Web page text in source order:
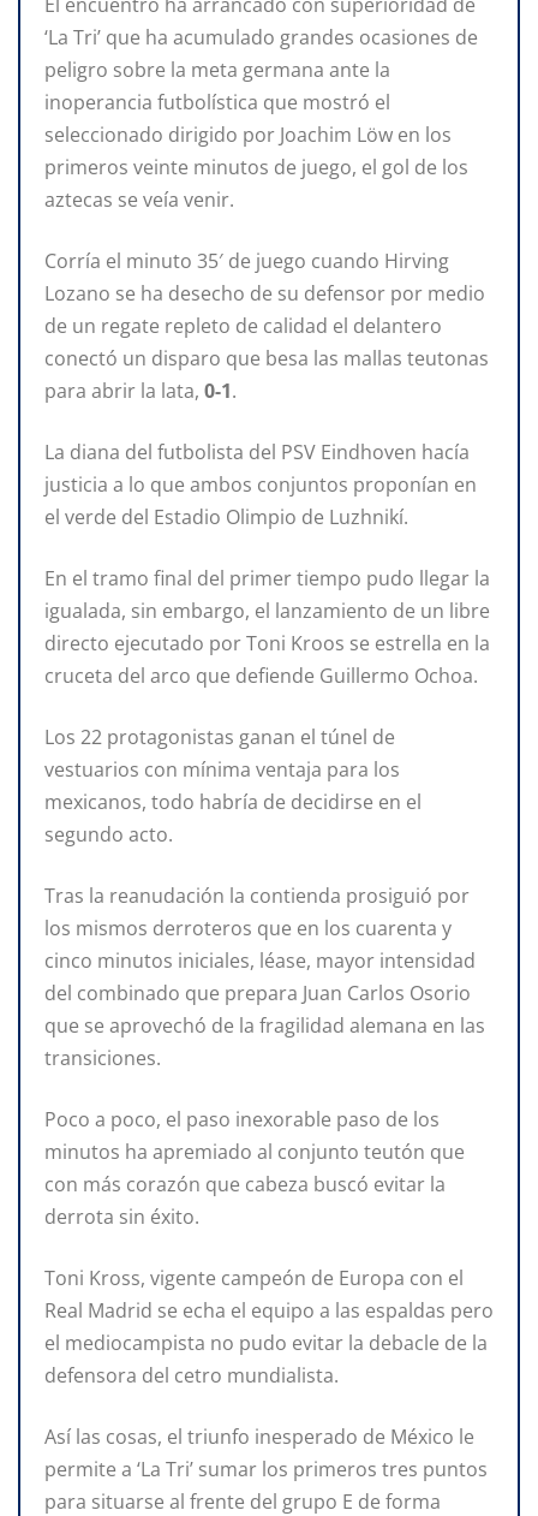
‘La Tri’ que ha acumulado grandes ocasiones de
peligro sobre la meta germana ante la
inoperancia futbolística que mostró el
seleccionado dirigido por Joachim Löw en los
primeros veinte minutos de juego, el gol de los
aztecas se veía venir.
Corría el minuto 35′ de juego cuando Hirving
Lozano se ha desecho de su defensor por medio
de un regate repleto de calidad el delantero
conectó un disparo que besa las mallas teutonas
para abrir la lata, 0-1.
La diana del futbolista del PSV Eindhoven hacía
justicia a lo que ambos conjuntos proponían en
el verde del Estadio Olimpio de Luzhnikí.
En el tramo final del primer tiempo pudo llegar la
igualada, sin embargo, el lanzamiento de un libre
directo ejecutado por Toni Kroos se estrella en la
cruceta del arco que defiende Guillermo Ochoa.
Los 22 protagonistas ganan el túnel de
vestuarios con mínima ventaja para los
mexicanos, todo habría de decidirse en el
segundo acto.
Tras la reanudación la contienda prosiguió por
los mismos derroteros que en los cuarenta y
cinco minutos iniciales, léase, mayor intensidad
del combinado que prepara Juan Carlos Osorio
que se aprovechó de la fragilidad alemana en las
transiciones.
Poco a poco, el paso inexorable paso de los
minutos ha apremiado al conjunto teutón que
con más corazón que cabeza buscó evitar la
derrota sin éxito.
Toni Kross, vigente campeón de Europa con el
Real Madrid se echa el equipo a las espaldas pero
el mediocampista no pudo evitar la debacle de la
defensora del cetro mundialista.
Así las cosas, el triunfo inesperado de México le
permite a ‘La Tri’ sumar los primeros tres puntos
para situarse al frente del grupo E de forma